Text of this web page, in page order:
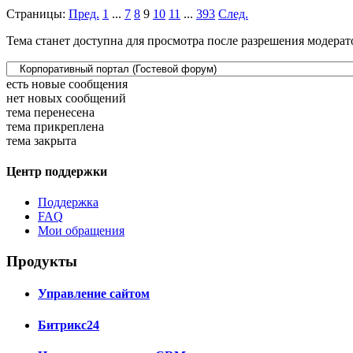
Страницы: Пред. 1 ... 7 8 9 10 11 ... 393 След.
Тема станет доступна для просмотра после разрешения
есть новые сообщения
нет новых сообщений
тема перенесена
тема прикреплена
тема закрыта
Центр поддержки
Поддержка
FAQ
Мои обращения
Продукты
Управление сайтом
Битрикс24